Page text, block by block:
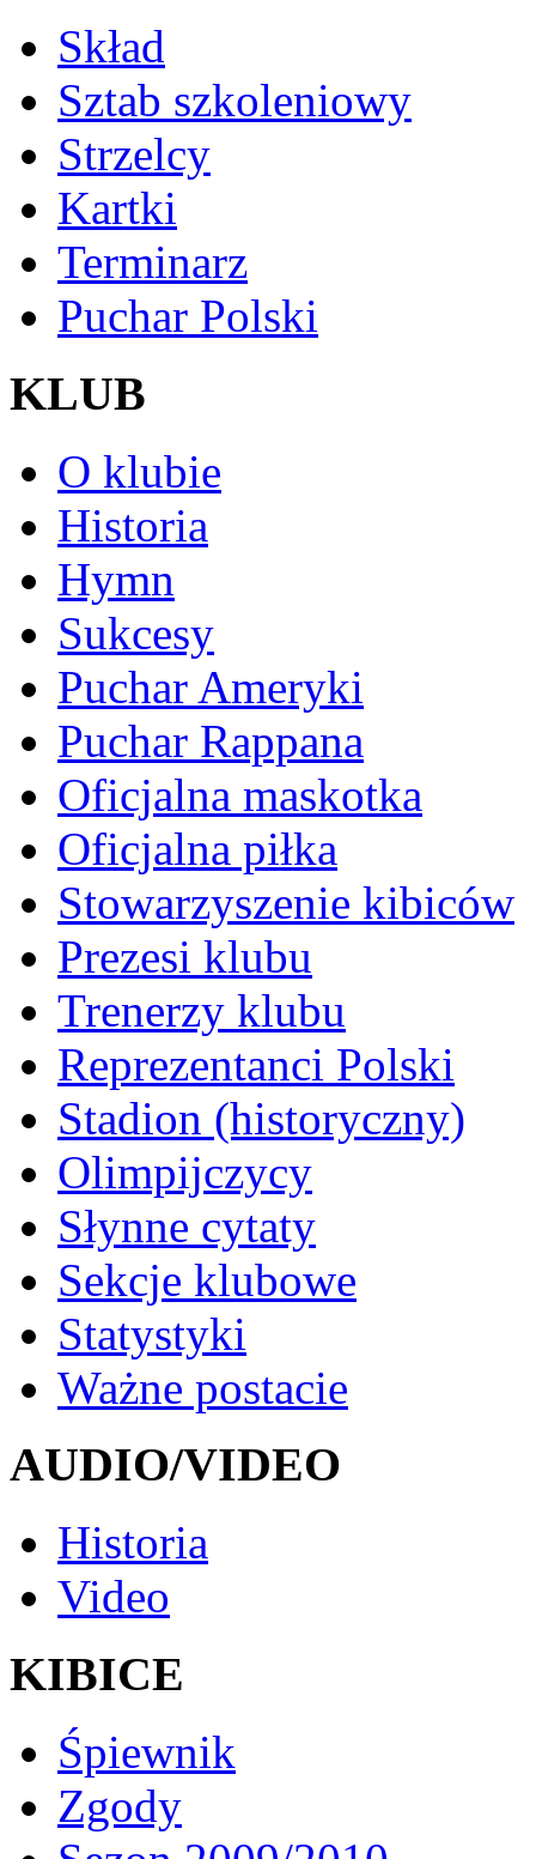
Skład
Sztab szkoleniowy
Strzelcy
Kartki
Terminarz
Puchar Polski
KLUB
O klubie
Historia
Hymn
Sukcesy
Puchar Ameryki
Puchar Rappana
Oficjalna maskotka
Oficjalna piłka
Stowarzyszenie kibiców
Prezesi klubu
Trenerzy klubu
Reprezentanci Polski
Stadion (historyczny)
Olimpijczycy
Słynne cytaty
Sekcje klubowe
Statystyki
Ważne postacie
AUDIO/VIDEO
Historia
Video
KIBICE
Śpiewnik
Zgody